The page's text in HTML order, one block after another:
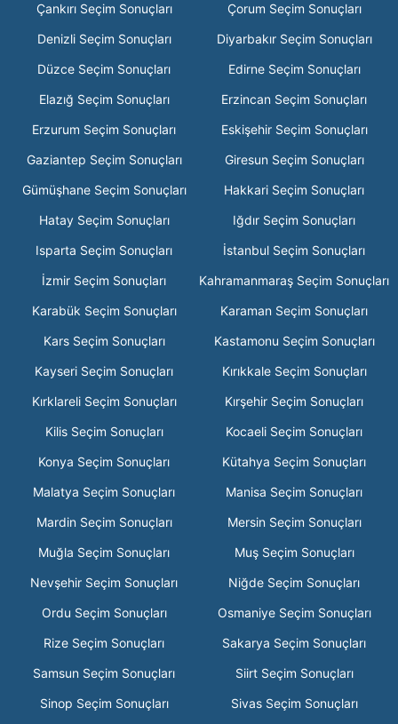
Çankırı Seçim Sonuçları
Çorum Seçim Sonuçları
Denizli Seçim Sonuçları
Diyarbakır Seçim Sonuçları
Düzce Seçim Sonuçları
Edirne Seçim Sonuçları
Elazığ Seçim Sonuçları
Erzincan Seçim Sonuçları
Erzurum Seçim Sonuçları
Eskişehir Seçim Sonuçları
Gaziantep Seçim Sonuçları
Giresun Seçim Sonuçları
Gümüşhane Seçim Sonuçları
Hakkari Seçim Sonuçları
Hatay Seçim Sonuçları
Iğdır Seçim Sonuçları
Isparta Seçim Sonuçları
İstanbul Seçim Sonuçları
İzmir Seçim Sonuçları
Kahramanmaraş Seçim Sonuçları
Karabük Seçim Sonuçları
Karaman Seçim Sonuçları
Kars Seçim Sonuçları
Kastamonu Seçim Sonuçları
Kayseri Seçim Sonuçları
Kırıkkale Seçim Sonuçları
Kırklareli Seçim Sonuçları
Kırşehir Seçim Sonuçları
Kilis Seçim Sonuçları
Kocaeli Seçim Sonuçları
Konya Seçim Sonuçları
Kütahya Seçim Sonuçları
Malatya Seçim Sonuçları
Manisa Seçim Sonuçları
Mardin Seçim Sonuçları
Mersin Seçim Sonuçları
Muğla Seçim Sonuçları
Muş Seçim Sonuçları
Nevşehir Seçim Sonuçları
Niğde Seçim Sonuçları
Ordu Seçim Sonuçları
Osmaniye Seçim Sonuçları
Rize Seçim Sonuçları
Sakarya Seçim Sonuçları
Samsun Seçim Sonuçları
Siirt Seçim Sonuçları
Sinop Seçim Sonuçları
Sivas Seçim Sonuçları